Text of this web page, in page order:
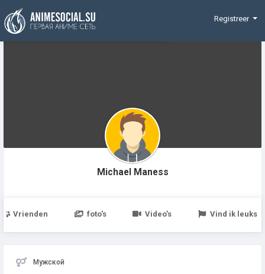
Funding
Registreer
Michael Maness
Vrienden foto's Video’s Vind ik leuks
Мужской